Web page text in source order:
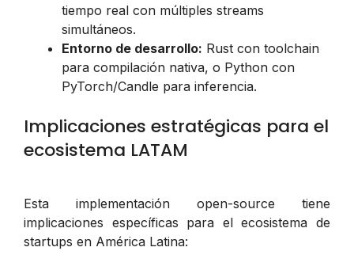
tiempo real con múltiples streams
simultáneos.
Entorno de desarrollo: Rust con toolchain
para compilación nativa, o Python con
PyTorch/Candle para inferencia.
Implicaciones estratégicas para el
ecosistema LATAM
Esta implementación open-source tiene
implicaciones específicas para el ecosistema de
startups en América Latina: